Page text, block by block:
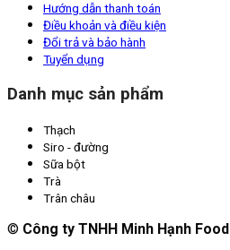
Hướng dẫn thanh toán
Điều khoản và điều kiện
Đổi trả và bảo hành
Tuyển dụng
Danh mục sản phẩm
Thạch
Siro - đường
Sữa bột
Trà
Trân châu
© Công ty TNHH Minh Hạnh Food